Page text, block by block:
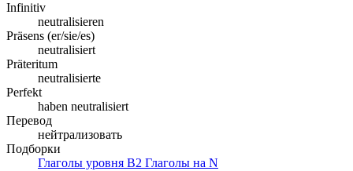
Infinitiv
neutralisieren
Präsens (er/sie/es)
neutralisiert
Präteritum
neutralisierte
Perfekt
haben neutralisiert
Перевод
нейтрализовать
Подборки
Глаголы уровня B2 Глаголы на N